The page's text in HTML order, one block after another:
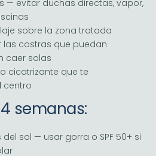
— evitar duchas directas, vapor,
sobre la zona tratada
las costras que puedan
caer solas
cicatrizante que te
centro
semanas:
sol — usar gorra o SPF 50+ si